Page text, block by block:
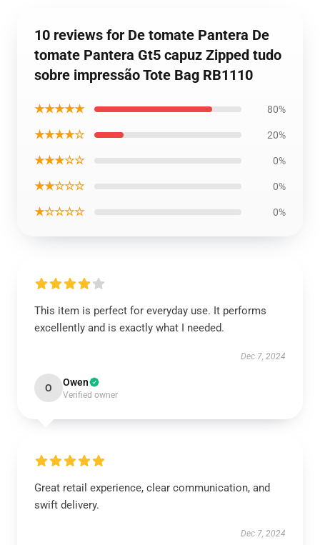
10 reviews for De tomate Pantera De
tomate Pantera Gt5 capuz Zipped tudo
sobre impressão Tote Bag RB1110
★★★★★ 80%
★★★★☆ 20%
★★★☆☆ 0%
★★☆☆☆ 0%
★☆☆☆☆ 0%
This item is perfect for everyday use. It performs
excellently and is exactly what I needed.
Dec 7, 2024
O Owen
Verified owner
Great retail experience, clear communication, and
swift delivery.
Dec 7, 2024